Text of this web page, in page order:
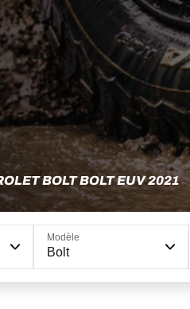
BOLT BOLT EUV 2021
Modèle
Bolt